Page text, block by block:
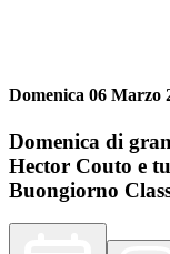
Domenica 06 Marzo
Domenica di
Hector Couto e
Buongiorno